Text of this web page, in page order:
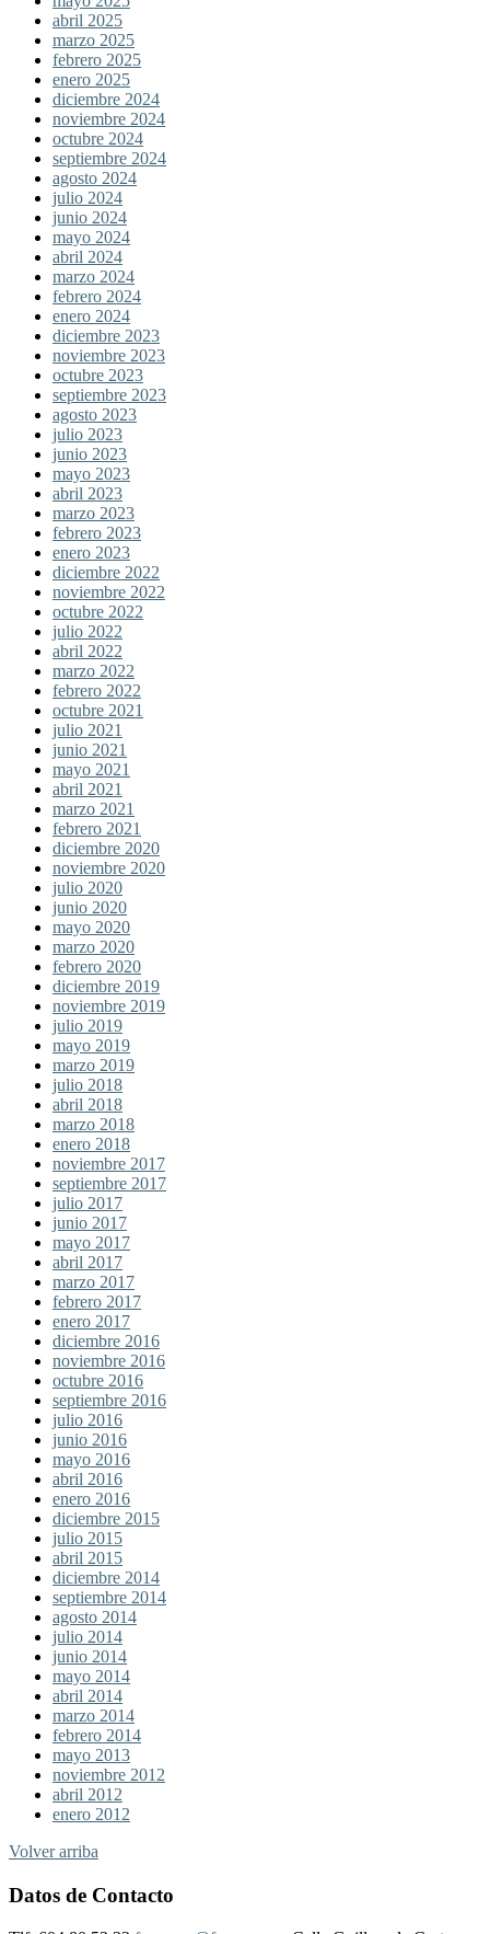
abril 2025
marzo 2025
febrero 2025
enero 2025
diciembre 2024
noviembre 2024
octubre 2024
septiembre 2024
agosto 2024
julio 2024
junio 2024
mayo 2024
abril 2024
marzo 2024
febrero 2024
enero 2024
diciembre 2023
noviembre 2023
octubre 2023
septiembre 2023
agosto 2023
julio 2023
junio 2023
mayo 2023
abril 2023
marzo 2023
febrero 2023
enero 2023
diciembre 2022
noviembre 2022
octubre 2022
julio 2022
abril 2022
marzo 2022
febrero 2022
octubre 2021
julio 2021
junio 2021
mayo 2021
abril 2021
marzo 2021
febrero 2021
diciembre 2020
noviembre 2020
julio 2020
junio 2020
mayo 2020
marzo 2020
febrero 2020
diciembre 2019
noviembre 2019
julio 2019
mayo 2019
marzo 2019
julio 2018
abril 2018
marzo 2018
enero 2018
noviembre 2017
septiembre 2017
julio 2017
junio 2017
mayo 2017
abril 2017
marzo 2017
febrero 2017
enero 2017
diciembre 2016
noviembre 2016
octubre 2016
septiembre 2016
julio 2016
junio 2016
mayo 2016
abril 2016
enero 2016
diciembre 2015
julio 2015
abril 2015
diciembre 2014
septiembre 2014
agosto 2014
julio 2014
junio 2014
mayo 2014
abril 2014
marzo 2014
febrero 2014
mayo 2013
noviembre 2012
abril 2012
enero 2012
Volver arriba
Datos de Contacto